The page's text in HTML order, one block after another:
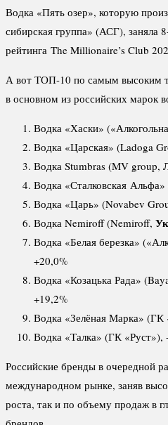
Водка «Пять озер», которую
сибирская группа» (АСГ), заняла
рейтинга The Millionaire’s Club
А вот ТОП-10 по самым высоким
в основном из российских марок
Водка «Хаски»
Водка «Царская» (Ladoga
Водка Stumbras (MV group,
Водка «Сталковская
Водка «Царь» (Novabev
Водка Nemiroff (Nemiroff,
Водка «Белая березка»
+20,0%
Водка «Козацька Рада»
+19,2%
Водка «Зелёная Марка» (ГК
Водка «Талка» (ГК «Руст»),
Российские бренды в очередной
международном рынке, заняв
роста, так и по объему продаж в